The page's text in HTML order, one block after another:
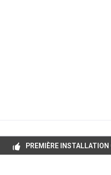
PREMIÈRE